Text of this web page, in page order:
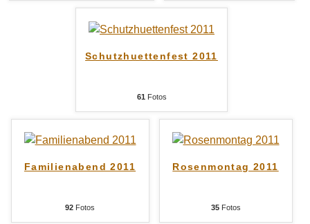
Schutzhuettenfest 2011
61 Fotos
Familienabend 2011
92 Fotos
Rosenmontag 2011
35Fotos